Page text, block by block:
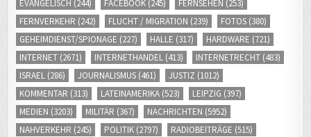
EVANGELISCH (244) FACEBOOK (245) FERNSEHEN (253)
FERNVERKEHR (242) FLUCHT / MIGRATION (239) FOTOS (380)
GEHEIMDIENST/SPIONAGE (227) HALLE (317) HARDWARE (721)
INTERNET (2671) INTERNETHANDEL (413) INTERNETRECHT (483)
ISRAEL (286) JOURNALISMUS (461) JUSTIZ (1012)
KOMMENTAR (313) LATEINAMERIKA (523) LEIPZIG (397)
MEDIEN (3203) MILITÄR (367) NACHRICHTEN (5952)
NAHVERKEHR (245) POLITIK (2797) RADIOBEITRÄGE (515)